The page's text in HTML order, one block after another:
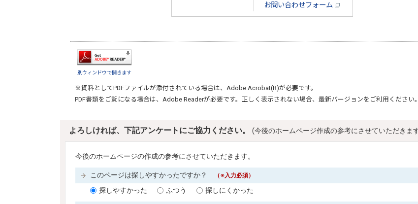
お問い合わせフォーム
別ウィンドウで開きます
※資料としてPDFファイルが添付されている場合は、 Adobe Acrobat(R)が必要です。
PDF書類をご覧になる場合は、 Adobe Readerが必要です。正しく表示されない場合、最新バージョンをご利用ください。